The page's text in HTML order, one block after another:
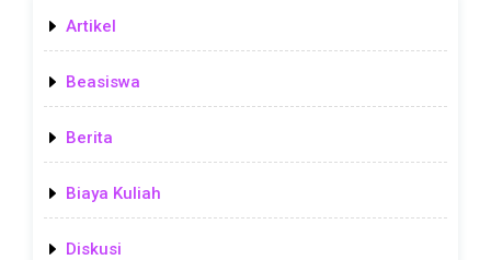
Artikel
Beasiswa
Berita
Biaya Kuliah
Diskusi